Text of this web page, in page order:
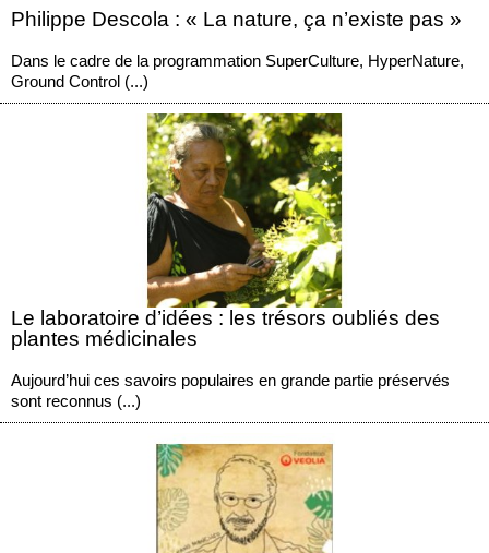
Philippe Descola : « La nature, ça n’existe pas »
Dans le cadre de la programmation SuperCulture, HyperNature,
Ground Control (...)
Le laboratoire d’idées : les trésors oubliés des
plantes médicinales
Aujourd’hui ces savoirs populaires en grande partie préservés
sont reconnus (...)